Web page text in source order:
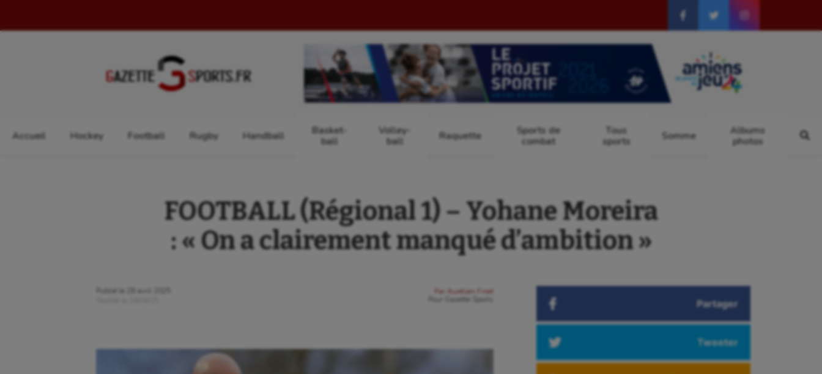
Accueil Hockey Football Rugby Handball
Basket-
ball
Volley-
ball
Raquette
Sports de
combat
Tous
sports
Somme
Albums
photos
FOOTBALL (Régional 1) – Yohane Moreira
: « On a clairement manqué d’ambition »
Publié le
28 avril 2025
Par
Aurélien Finet
Gazette Sports Partager
Tweeter